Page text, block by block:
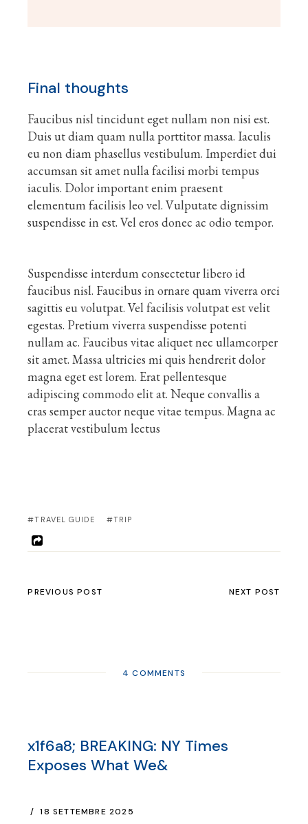
Final thoughts
Faucibus nisl tincidunt eget nullam non nisi est.
Duis ut diam quam nulla porttitor massa. Iaculis
eu non diam phasellus vestibulum. Imperdiet dui
accumsan sit amet nulla facilisi morbi tempus
iaculis. Dolor important enim praesent
elementum facilisis leo vel. Vulputate dignissim
suspendisse in est. Vel eros donec ac odio tempor.
Suspendisse interdum consectetur libero id
faucibus nisl. Faucibus in ornare quam viverra orci
sagittis eu volutpat. Vel facilisis volutpat est velit
egestas. Pretium viverra suspendisse potenti
nullam ac. Faucibus vitae aliquet nec ullamcorper
sit amet. Massa ultricies mi quis hendrerit dolor
magna eget est lorem. Erat pellentesque
adipiscing commodo elit at. Neque convallis a
cras semper auctor neque vitae tempus. Magna ac
placerat vestibulum lectus
#TRAVEL GUIDE #TRIP
PREVIOUS POST NEXT POST
4 COMMENTS
x1f6a8; BREAKING: NY Times
Exposes What We&
18 SETTEMBRE 2025